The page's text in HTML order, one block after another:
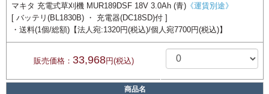
マキタ 充電式草刈機 MUR189DSF 18V 3.0Ah (青) 《運賃別途》
[ バッテリ(BL1830B) ・ 充電器(DC18SD)付 ]
・送料(1個/総額)【法人宛:1320円(税込)/個人宛7700円(税込)】
販売価格： 33,968円(税込)
商品名